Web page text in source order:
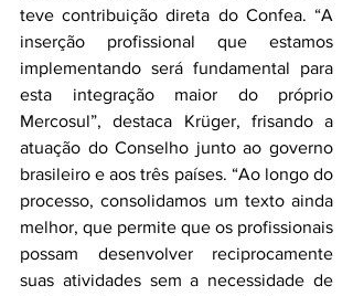
teve contribuição direta do Confea. “A
inserção profissional que estamos
implementando será fundamental para
esta integração maior do próprio
Mercosul”, destaca Krüger, frisando a
atuação do Conselho junto ao governo
brasileiro e aos três países. “Ao longo do
processo, consolidamos um texto ainda
melhor, que permite que os profissionais
possam desenvolver reciprocamente
suas atividades sem a necessidade de